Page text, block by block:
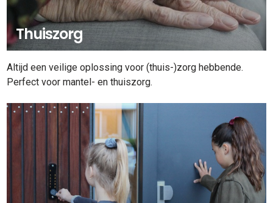
Thuiszorg
Altijd een veilige oplossing voor (thuis-)zorg hebbende.
Perfect voor mantel- en thuiszorg.